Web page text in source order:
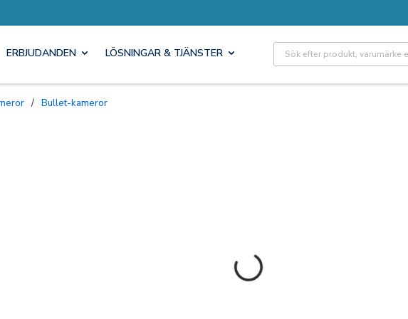
ERBJUDANDEN LÖSNINGAR & TJÄNSTER Site Search
/ Bullet-kameror